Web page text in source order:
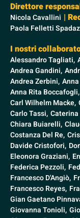
Direttore
Nicola Cavallini |
Paola Felletti
I nostri
Alessandro Tagliati,
Andrea Gandini,
Andrea Zerbini,
Anna Rita Boccafogli,
Carl Wilhelm Macke,
Carlo Tassi, Caterina
Chiara Buiarelli,
Costanza Del Re,
Davide Cristofori,
Eleonora Graziani,
Federica Pezzoli,
Francesco D'Angiò,
Francesco Reyes,
Gian Gaetano
Giovanna Tonioli,